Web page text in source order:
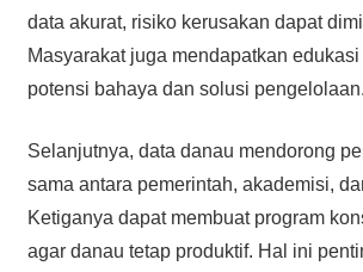
data akurat, risiko kerusakan dapat
Masyarakat juga mendapatkan
potensi bahaya dan solusi pengelolaan.
Selanjutnya, data danau mendorong
sama antara pemerintah, akademisi,
Ketiganya dapat membuat program
agar danau tetap produktif. Hal ini